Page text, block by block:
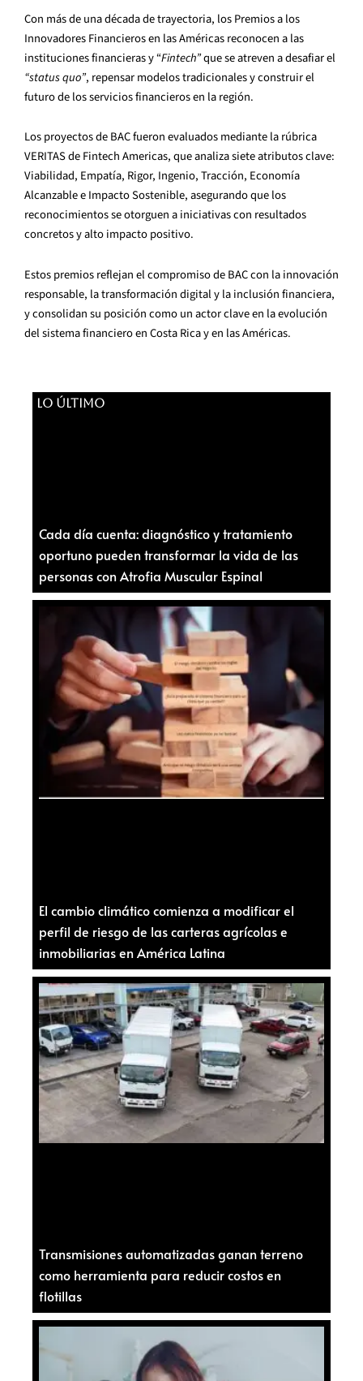
Con más de una década de trayectoria, los Premios a los
Innovadores Financieros en las Américas reconocen a las
instituciones financieras y “Fintech”que se atreven a desafiar el
“status quo”, repensar modelos tradicionales y construir el
futuro de los servicios financieros en la región.
Los proyectos de BAC fueron evaluados mediante la rúbrica
VERITAS de Fintech Americas, que analiza siete atributos clave:
Viabilidad, Empatía, Rigor, Ingenio, Tracción, Economía
Alcanzable e Impacto Sostenible, asegurando que los
reconocimientos se otorguen a iniciativas con resultados
concretos y alto impacto positivo.
Estos premios reflejan el compromiso de BAC con la innovación
responsable, la transformación digital y la inclusión financiera,
y consolidan su posición como un actor clave en la evolución
del sistema financiero en Costa Rica y en las Américas.
LO ÚLTIMO
Cada día cuenta: diagnóstico y tratamiento
oportuno pueden transformar la vida de las
personas con Atrofia Muscular Espinal
El cambio climático comienza a modificar el
perfil de riesgo de las carteras agrícolas e
inmobiliarias en América Latina
Transmisiones automatizadas ganan terreno
como herramienta para reducir costos en
flotillas